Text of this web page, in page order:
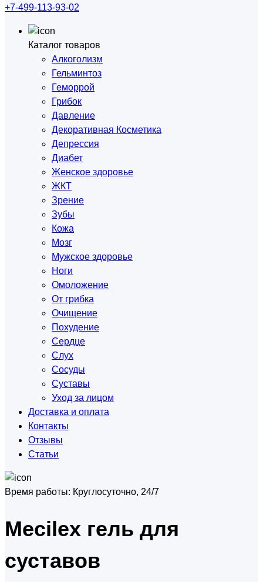
+7-499-113-93-02
Каталог товаров
Алкоголизм
Гельминтоз
Геморрой
Грибок
Давление
Декоративная Косметика
Депрессия
Диабет
Женское здоровье
ЖКТ
Зрение
Зубы
Кожа
Мозг
Мужское здоровье
Ноги
Омоложение
От грибка
Очищение
Похудение
Сердце
Слух
Сосуды
Суставы
Уход за лицом
Доставка и оплата
Контакты
Отзывы
Статьи
Время работы: Круглосуточно, 24/7
Mecilex гель для
суставов